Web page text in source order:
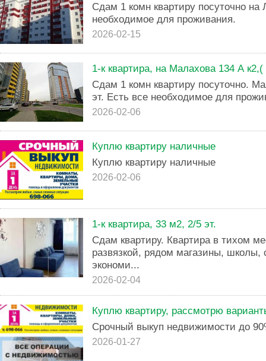
Сдам 1 комн квартиру посуточно на
необходимое для проживания.
2026-02-15
1-к квартира, на Малахова 134 А
Сдам 1 комн квартиру посуточно.
эт. Есть все необходимое для
2026-02-06
Куплю квартиру наличные
Куплю квартиру наличные
2026-02-06
1-к квартира, 33 м2, 2/5 эт.
Сдам квартиру. Квартира в тихом
развязкой, рядом магазины,
экономи...
2026-02-04
Куплю квартиру, рассмотрю
Срочный выкуп недвижимости до
2026-01-27